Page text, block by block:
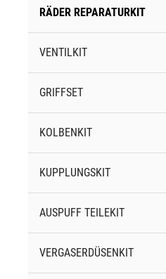
RÄDER REPARATURKIT
VENTILKIT
GRIFFSET
KOLBENKIT
KUPPLUNGSKIT
AUSPUFF TEILEKIT
VERGASERDÜSENKIT